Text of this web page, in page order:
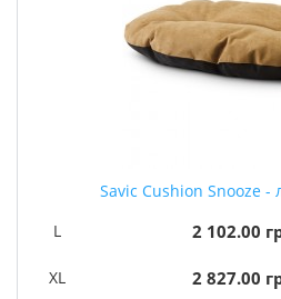
Savic Cushion Snooze -
L
2 102.00
XL 2 827.00